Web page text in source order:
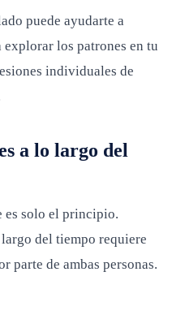
puede ayudarte a
los patrones en tu
individuales de
a lo largo del
es solo el principio.
del tiempo requiere
parte de ambas personas.